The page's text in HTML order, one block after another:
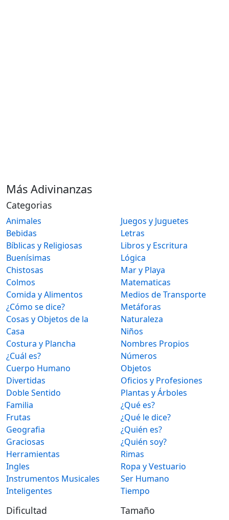
Más Adivinanzas
Categorias
Animales
Bebidas
Bíblicas y Religiosas
Buenísimas
Chistosas
Colmos
Comida y Alimentos
¿Cómo se dice?
Cosas y Objetos de la
Casa
Costura y Plancha
¿Cuál es?
Cuerpo Humano
Divertidas
Doble Sentido
Familia
Frutas
Geografia
Graciosas
Herramientas
Ingles
Instrumentos Musicales
Inteligentes
Juegos y Juguetes
Letras
Libros y Escritura
Lógica
Mar y Playa
Matematicas
Medios de Transporte
Metáforas
Naturaleza
Niños
Nombres Propios
Números
Objetos
Oficios y Profesiones
Plantas y Árboles
¿Qué es?
¿Qué le dice?
¿Quién es?
¿Quién soy?
Rimas
Ropa y Vestuario
Ser Humano
Tiempo
Dificultad Tamaño